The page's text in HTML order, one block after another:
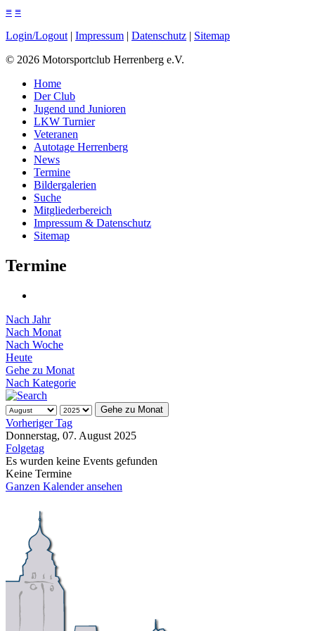
≡ ≡
Login/Logout | Impressum | Datenschutz | Sitemap
© 2026 Motorsportclub Herrenberg e.V.
Home
Der Club
Jugend und Junioren
LKW Turnier
Veteranen
Autotage Herrenberg
News
Termine
Bildergalerien
Suche
Mitgliederbereich
Impressum & Datenschutz
Sitemap
Termine
Nach Jahr
Nach Monat
Nach Woche
Heute
Gehe zu Monat
Nach Kategorie
Gehe zu Monat
Vorheriger Tag
Donnerstag, 07. August 2025
Folgetag
Es wurden keine Events gefunden
Keine Termine
Ganzen Kalender ansehen